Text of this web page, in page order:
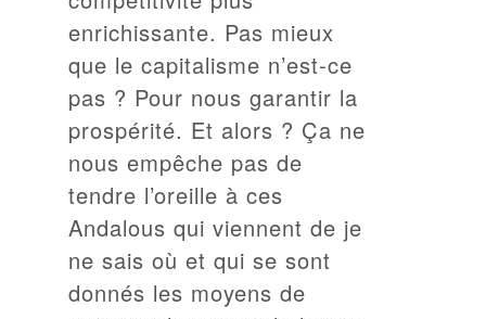
enrichissante. Pas mieux
que le capitalisme n’est-ce
pas ? Pour nous garantir la
prospérité. Et alors ? Ça ne
nous empêche pas de
tendre l’oreille à ces
Andalous qui viennent de je
ne sais où et qui se sont
donnés les moyens de